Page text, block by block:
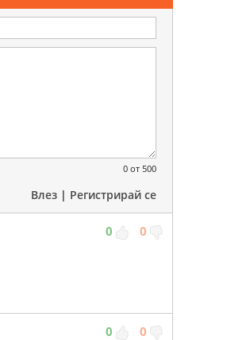
0 от 500
Влез | Регистрирай се
0 0
0 0